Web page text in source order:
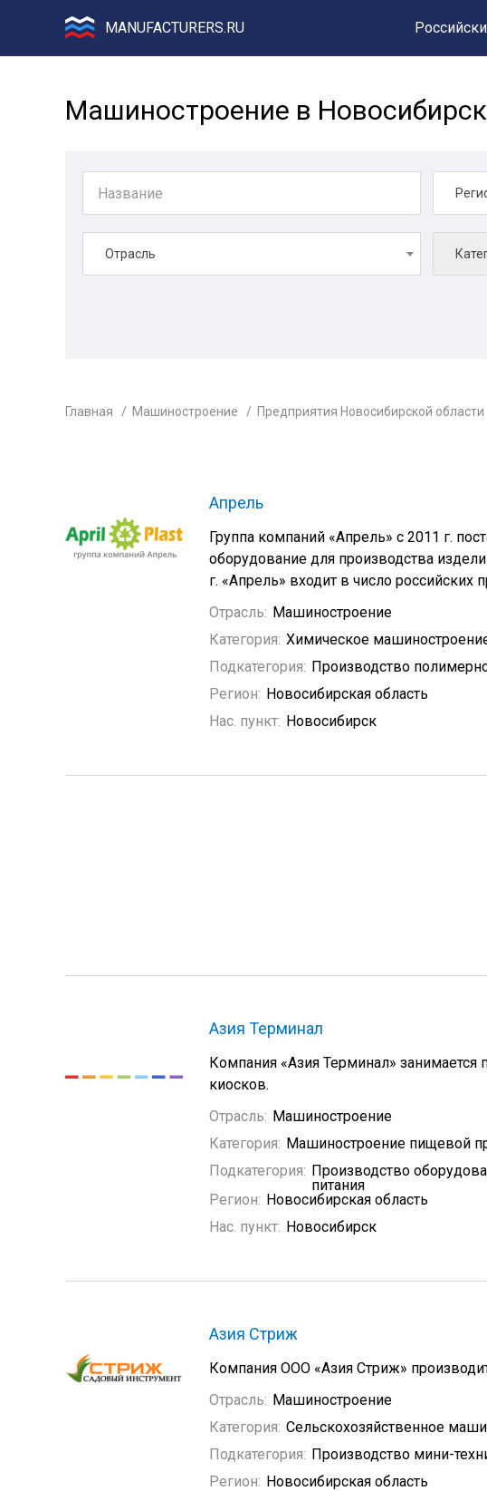
MANUFACTURERS.RU
Машиностроение в
Отрасль
Главная Машиностроение Предприятия Новосибирской области
Апрель
Группа компаний «Апрель» с 2011 г.
оборудование для производства
г. «Апрель» входит в число российских
Отрасль: Машиностроение
Категория: Химическое
Подкатегория: Производство
Регион: Новосибирская область
Нас. пункт: Новосибирск
Азия Терминал
Компания «Азия Терминал»
киосков.
Отрасль: Машиностроение
Категория: Машиностроение пищевой
Подкатегория: Производство
питания
Регион: Новосибирская область
Нас. пункт: Новосибирск
Азия Стриж
Компания ООО «Азия Стриж»
Отрасль: Машиностроение
Категория: Сельскохозяйственное
Подкатегория: Производство мини-
Регион: Новосибирская область